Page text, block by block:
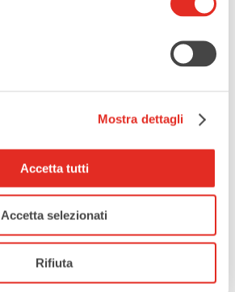
Mostra dettagli
Accetta tutti
Accetta selezionati
Rifiuta